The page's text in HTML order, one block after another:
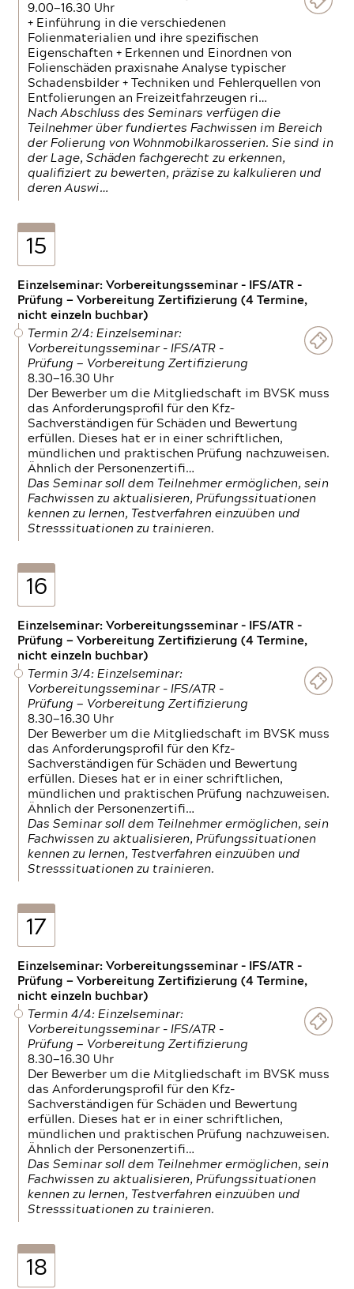
9.00—16.30 Uhr
+ Einführung in die verschiedenen
Folienmaterialien und ihre spezifischen
Eigenschaften + Erkennen und Einordnen von
Folienschäden praxisnahe Analyse typischer
Schadensbilder + Techniken und Fehlerquellen von
Entfolierungen an Freizeitfahrzeugen ri…
Nach Abschluss des Seminars verfügen die
Teilnehmer über fundiertes Fachwissen im Bereich
der Folierung von Wohnmobilkarosserien. Sie sind in
der Lage, Schäden fachgerecht zu erkennen,
qualifiziert zu bewerten, präzise zu kalkulieren und
deren Auswi…
15
Einzelseminar: Vorbereitungsseminar - IFS/ATR -
Prüfung — Vorbereitung Zertifizierung (4 Termine,
nicht einzeln buchbar)
Termin 2/4: Einzelseminar:
Vorbereitungsseminar - IFS/ATR -
Prüfung — Vorbereitung Zertifizierung
8.30—16.30 Uhr
Der Bewerber um die Mitgliedschaft im BVSK muss
das Anforderungsprofil für den Kfz-
Sachverständigen für Schäden und Bewertung
erfüllen. Dieses hat er in einer schriftlichen,
mündlichen und praktischen Prüfung nachzuweisen.
Ähnlich der Personenzertifi…
Das Seminar soll dem Teilnehmer ermöglichen, sein
Fachwissen zu aktualisieren, Prüfungssituationen
kennen zu lernen, Testverfahren einzuüben und
Stresssituationen zu trainieren.
16
Einzelseminar: Vorbereitungsseminar - IFS/ATR -
Prüfung — Vorbereitung Zertifizierung (4 Termine,
nicht einzeln buchbar)
Termin 3/4: Einzelseminar:
Vorbereitungsseminar - IFS/ATR -
Prüfung — Vorbereitung Zertifizierung
8.30—16.30 Uhr
Der Bewerber um die Mitgliedschaft im BVSK muss
das Anforderungsprofil für den Kfz-
Sachverständigen für Schäden und Bewertung
erfüllen. Dieses hat er in einer schriftlichen,
mündlichen und praktischen Prüfung nachzuweisen.
Ähnlich der Personenzertifi…
Das Seminar soll dem Teilnehmer ermöglichen, sein
Fachwissen zu aktualisieren, Prüfungssituationen
kennen zu lernen, Testverfahren einzuüben und
Stresssituationen zu trainieren.
17
Einzelseminar: Vorbereitungsseminar - IFS/ATR -
Prüfung — Vorbereitung Zertifizierung (4 Termine,
nicht einzeln buchbar)
Termin 4/4: Einzelseminar:
Vorbereitungsseminar - IFS/ATR -
Prüfung — Vorbereitung Zertifizierung
8.30—16.30 Uhr
Der Bewerber um die Mitgliedschaft im BVSK muss
das Anforderungsprofil für den Kfz-
Sachverständigen für Schäden und Bewertung
erfüllen. Dieses hat er in einer schriftlichen,
mündlichen und praktischen Prüfung nachzuweisen.
Ähnlich der Personenzertifi…
Das Seminar soll dem Teilnehmer ermöglichen, sein
Fachwissen zu aktualisieren, Prüfungssituationen
kennen zu lernen, Testverfahren einzuüben und
Stresssituationen zu trainieren.
18